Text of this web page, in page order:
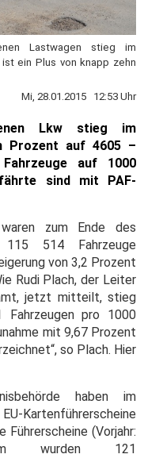
Lastwagen stieg im
ein Plus von knapp zehn
Mi, 28.01.2015 12:53 Uhr
Lkw stieg im
Prozent auf 4605 –
auf 1000
sind mit PAF-
zum Ende des
115 514 Fahrzeuge
von 3,2 Prozent
Rudi Plach, der Leiter
jetzt mitteilt, stieg
pro 1000
mit 9,67 Prozent
so Plach. Hier
haben im
Kartenführerscheine
Führerscheine (Vorjahr:
wurden 121